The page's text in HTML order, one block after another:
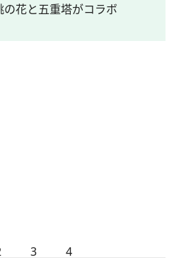
花と五重塔がコラボ
3 4